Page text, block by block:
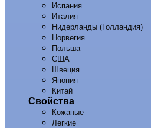
Испания
Италия
Нидерланды (Голландия)
Норвегия
Польша
США
Швеция
Япония
Китай
Свойства
Кожаные
Легкие